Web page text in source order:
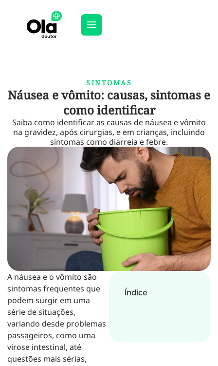
SINTOMAS
Náusea e vômito: causas, sintomas e
como identificar
Saiba como identificar as causas de náusea e vômito
na gravidez, após cirurgias, e em crianças, incluindo
sintomas como diarreia e febre.
A náusea e o vômito são
sintomas frequentes que
podem surgir em uma
série de situações,
variando desde problemas
passageiros, como uma
virose intestinal, até
questões mais sérias,
Índice